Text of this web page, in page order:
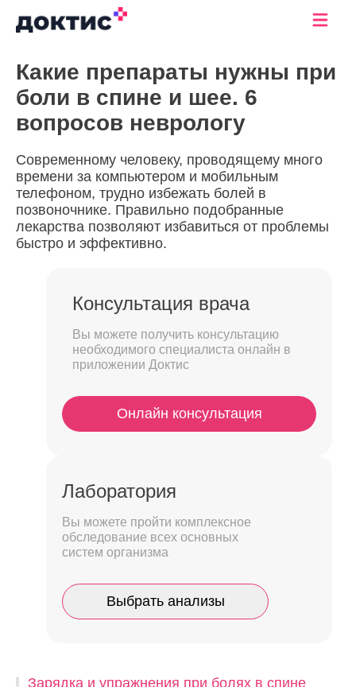
Какие препараты нужны при
боли в спине и шее. 6
вопросов неврологу
Современному человеку, проводящему много
времени за компьютером и мобильным
телефоном, трудно избежать болей в
позвоночнике. Правильно подобранные
лекарства позволяют избавиться от проблемы
быстро и эффективно.
Консультация врача
Вы можете получить консультацию
необходимого специалиста онлайн в
приложении Доктис
Онлайн консультация
Лаборатория
Вы можете пройти комплексное
обследование всех основных
систем организма
Выбрать анализы
Зарядка и упражнения при болях в спине